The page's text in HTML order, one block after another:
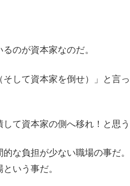
のが資本家なのだ。
して資本家を倒せ）」と言
て資本家の側へ移れ！と思う
な負担が少ない職場の事だ
いう事だ。